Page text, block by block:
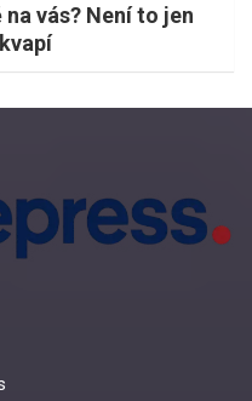
vás? Není to jen